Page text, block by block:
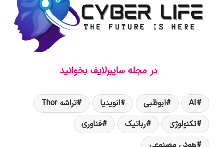
در مجله سایبرلایف بخوانید
AI ابوظبی انویدیا
تراشه Thor
تکنولوژی
رباتیک
فناوری